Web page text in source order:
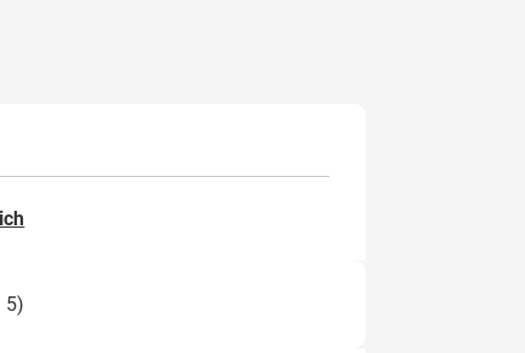
5)